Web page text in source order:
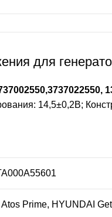
для
14,5±0,2В;
Prime, HYUNDAI